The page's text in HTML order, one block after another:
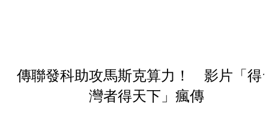
傳聯發科助攻馬斯克算力！ 影片「得
灣者得天下」瘋傳